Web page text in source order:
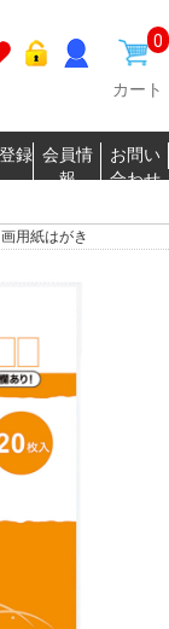
0
カート
録 会員情
報
お問い
合わせ
画用紙はがき